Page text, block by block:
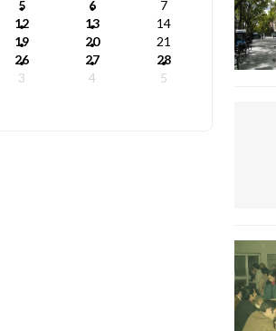
5 6
7
12 13
14
19 20
21
26 27
28
3 4 5